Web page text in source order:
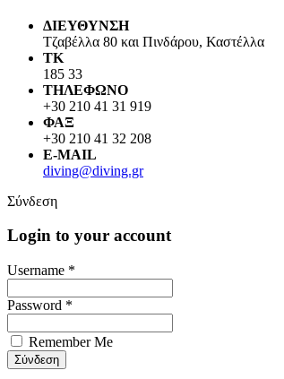
ΔΙΕΥΘΥΝΣΗ
Τζαβέλλα 80 και Πινδάρου, Καστέλλα
ΤΚ
185 33
ΤΗΛΕΦΩΝΟ
+30 210 41 31 919
ΦΑΞ
+30 210 41 32 208
E-MAIL
diving@diving.gr
Σύνδεση
Login to your account
Username *
Password *
Remember Me